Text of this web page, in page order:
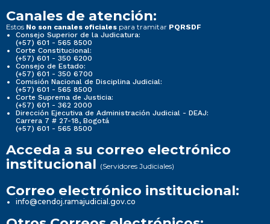
Canales de atención:
Estos No son canales oficiales para tramitar PQRSDF
Consejo Superior de la Judicatura:
(+57) 601 - 565 8500
Corte Constitucional:
(+57) 601 - 350 6200
Consejo de Estado:
(+57) 601 - 350 6700
Comisión Nacional de Disciplina Judicial:
(+57) 601 - 565 8500
Corte Suprema de Justicia:
(+57) 601 - 362 2000
Dirección Ejecutiva de Administración Judicial - DEAJ:
Carrera 7 # 27-18, Bogotá
(+57) 601 - 565 8500
Acceda a su correo electrónico
institucional (Servidores Judiciales)
Correo electrónico institucional:
info@cendoj.ramajudicial.gov.co